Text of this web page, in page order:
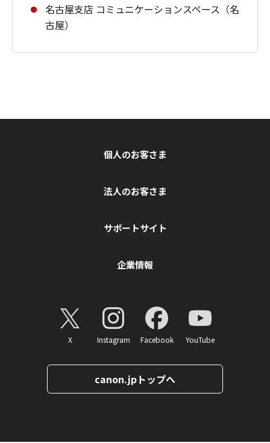
名古屋支店 コミュニケーションスペース（名
古屋）
個人のお客さま
法人のお客さま
サポートサイト
企業情報
X Instagram Facebook YouTube
canon.jpトップへ